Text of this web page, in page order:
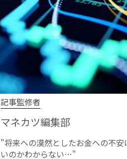
記事監修者
マネカツ編集部
"将来への漠然としたお⾦への不
いのかわからない…"